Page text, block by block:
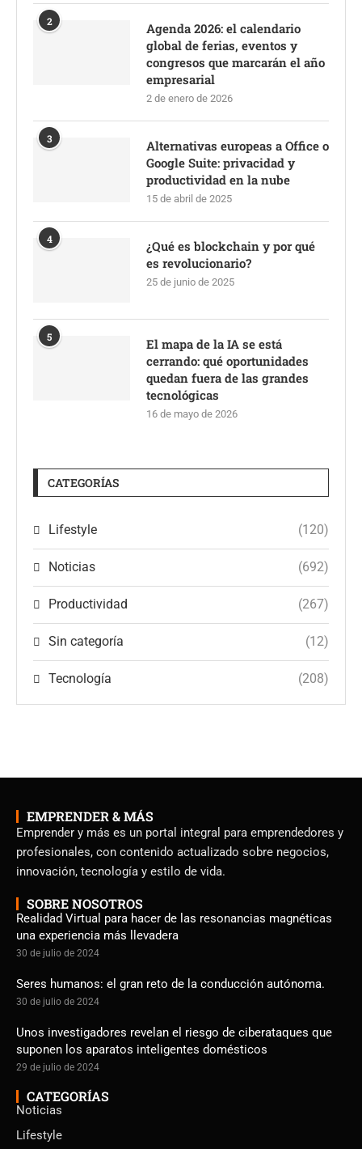
2
Agenda 2026: el calendario
global de ferias, eventos y
congresos que marcarán el año
empresarial
2 de enero de 2026
3
Alternativas europeas a Office o
Google Suite: privacidad y
productividad en la nube
15 de abril de 2025
4
¿Qué es blockchain y por qué
es revolucionario?
25 de junio de 2025
5
El mapa de la IA se está
cerrando: qué oportunidades
quedan fuera de las grandes
tecnológicas
16 de mayo de 2026
CATEGORÍAS
Lifestyle (120)
Noticias (692)
Productividad (267)
Sin categoría (12)
Tecnología (208)
EMPRENDER & MÁS
Emprender y más es un portal integral para emprendedores y
profesionales, con contenido actualizado sobre negocios,
innovación, tecnología y estilo de vida.
SOBRE NOSOTROS
Realidad Virtual para hacer de las resonancias magnéticas
una experiencia más llevadera
30 de julio de 2024
Seres humanos: el gran reto de la conducción autónoma.
30 de julio de 2024
Unos investigadores revelan el riesgo de ciberataques que
suponen los aparatos inteligentes domésticos
29 de julio de 2024
CATEGORÍAS
Noticias
Lifestyle